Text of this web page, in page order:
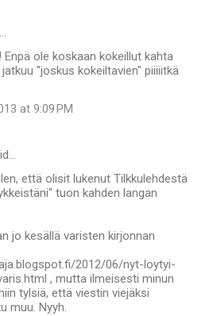
Enpä ole koskaan kokeillut kahta
jatkuu "joskus kokeiltavien" piiiiitkä
at 9:09 PM
että olisit lukenut Tilkkulehdestä
tuon kahden langan
jo kesällä varisten kirjonnan
2012/06/nyt-loytyi-
, mutta ilmeisesti minun
tylsiä, että viestin viejäksi
muu. Nyyh.